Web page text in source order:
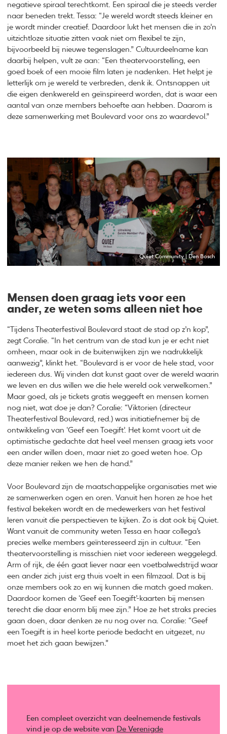
negatieve spiraal terechtkomt. Een spiraal die je steeds verder
naar beneden trekt. Tessa: “Je wereld wordt steeds kleiner en
je wordt minder creatief. Daardoor lukt het mensen die in zo’n
uitzichtloze situatie zitten vaak niet om flexibel te zijn,
bijvoorbeeld bij nieuwe tegenslagen.” Cultuurdeelname kan
daarbij helpen, vult ze aan: “Een theatervoorstelling, een
goed boek of een mooie film laten je nadenken. Het helpt je
letterlijk om je wereld te verbreden, denk ik. Ontsnappen uit
die eigen denkwereld en geïnspireerd worden, dat is waar een
aantal van onze members behoefte aan hebben. Daarom is
deze samenwerking met Boulevard voor ons zo waardevol.”
Quiet Community | Den Bosch
Mensen doen graag iets voor een
ander, ze weten soms alleen niet hoe
“Tijdens Theaterfestival Boulevard staat de stad op z’n kop”,
zegt Coralie. “In het centrum van de stad kun je er echt niet
omheen, maar ook in de buitenwijken zijn we nadrukkelijk
aanwezig”, klinkt het. “Boulevard is er voor de hele stad, voor
iedereen dus. Wij vinden dat kunst gaat over de wereld waarin
we leven en dus willen we die hele wereld ook verwelkomen.”
Maar goed, als je tickets gratis weggeeft en mensen komen
nog niet, wat doe je dan? Coralie: “Viktorien (directeur
Theaterfestival Boulevard, red.) was initiatiefnemer bij de
ontwikkeling van ‘Geef een Toegift’. Het komt voort uit de
optimistische gedachte dat heel veel mensen graag iets voor
een ander willen doen, maar niet zo goed weten hoe. Op
deze manier reiken we hen de hand.”
Voor Boulevard zijn de maatschappelijke organisaties met wie
ze samenwerken ogen en oren. Vanuit hen horen ze hoe het
festival bekeken wordt en de medewerkers van het festival
leren vanuit die perspectieven te kijken. Zo is dat ook bij Quiet.
Want vanuit de community weten Tessa en haar collega’s
precies welke members geïnteresseerd zijn in cultuur. “Een
theatervoorstelling is misschien niet voor iedereen weggelegd.
Arm of rijk, de één gaat liever naar een voetbalwedstrijd waar
een ander zich juist erg thuis voelt in een filmzaal. Dat is bij
onze members ook zo en wij kunnen die match goed maken.
Daardoor komen de ‘Geef een Toegift’-kaarten bij mensen
terecht die daar enorm blij mee zijn.” Hoe ze het straks precies
gaan doen, daar denken ze nu nog over na. Coralie: “Geef
een Toegift is in heel korte periode bedacht en uitgezet, nu
moet het zich gaan bewijzen.”
Een compleet overzicht van deelnemende festivals
vind je op de website van De Verenigde